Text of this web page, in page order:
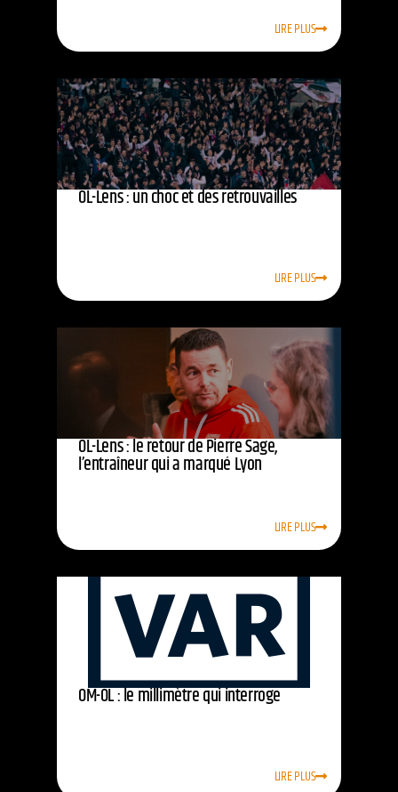
LIRE PLUS
OL-Lens : un choc et des retrouvailles
LIRE PLUS
OL-Lens : le retour de Pierre Sage,
l’entraîneur qui a marqué Lyon
LIRE PLUS
OM-OL : le millimètre qui interroge
LIRE PLUS